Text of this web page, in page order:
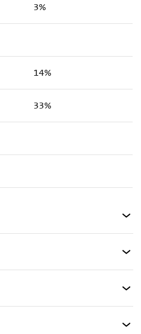
3%
14%
33%